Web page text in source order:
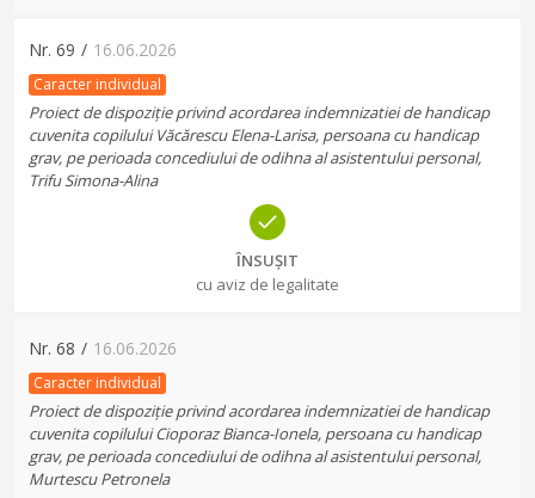
Nr. 69 / 16.06.2026
Caracter individual
Proiect de dispoziție privind acordarea indemnizatiei de handicap
cuvenita copilului Văcărescu Elena-Larisa, persoana cu handicap
grav, pe perioada concediului de odihna al asistentului personal,
Trifu Simona-Alina
ÎNSUȘIT
cu aviz de legalitate
Nr. 68 / 16.06.2026
Caracter individual
Proiect de dispoziție privind acordarea indemnizatiei de handicap
cuvenita copilului Cioporaz Bianca-Ionela, persoana cu handicap
grav, pe perioada concediului de odihna al asistentului personal,
Murtescu Petronela